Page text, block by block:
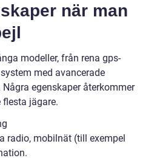
när man
modeller, från rena gps-
med avancerade
egenskaper återkommer
jägare.
radio, mobilnät (till exempel